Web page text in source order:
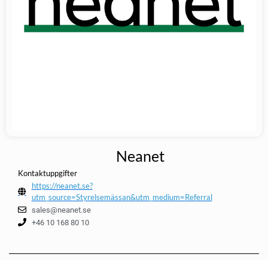
Neanet
Kontaktuppgifter
https://neanet.se?
utm_source=Styrelsemässan&utm_medium=Referral
sales@neanet.se
+46 10 168 80 10